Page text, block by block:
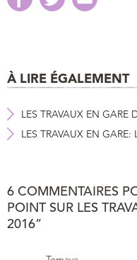
À LIRE ÉGALEMENT
LES TRAVAUX EN GARE
LES TRAVAUX EN GARE:
6 COMMENTAIRES
POINT SUR LES
2016”